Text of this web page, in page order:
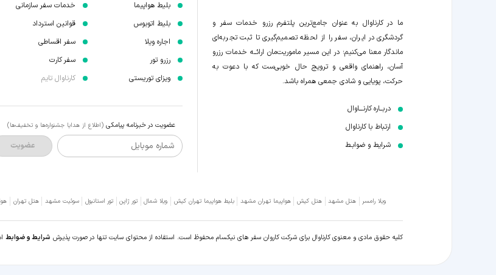
ما در کارناوال به عنوان جامع‌ترین پلتفرم رزرو خدمات سفر و
گردشگری در ایران، سفر را از لحظه‌ تصمیم‌گیری تا ثبت تجربه‌ای
ماندگار معنا می‌کنیم؛ در این مسیر‍ ماموریت‌مان اراﺋــﻪ خدمات رزرو
آسان، راهنمای واقعی و ترویج حال خوبی‌ست که با دعوت به
حرکت، پویایی و شادی جمعی همراه باشد.
دربــاره کارنـــاوال
ارتباط با کارناوال
شرایط و ضوابـط
بلیط هواپیما
بلیط اتوبوس
اجاره ویلا
رزرو تور
ویزای توریستی
خدمات سفر سازمانی
قوانین استرداد
سفر اقساطی
سفر کارت
کارناوال تایم
عضویت در خبرنامه پیامکی (اطلاع از هدایا جشنواره‌ها و تخفیف‌ها)
شماره موبایل عضویت
ویلا رامسر هتل مشهد هتل کیش هواپیما تهران مشهد بلیط هواپیما تهران کیش ویلا شمال تور ژاپن تور استانبول سوئیت مشهد هتل تهران
کلیه حقوق مادی و معنوی کارناوال برای شرکت کاروان سفر های نیکسام محفوظ است. استفاده از محتوای سایت تنها در صورت پذیرش شرایط و ضوابط